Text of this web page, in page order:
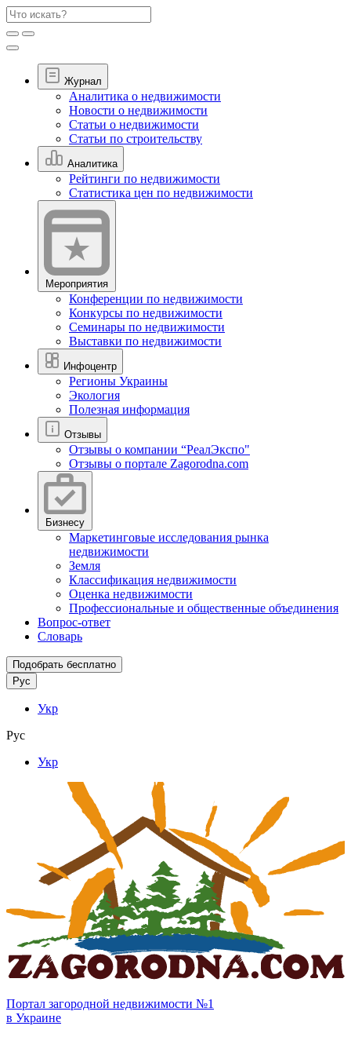
Журнал
Аналитика о недвижимости
Новости о недвижимости
Статьи о недвижимости
Статьи по строительству
Аналитика
Рейтинги по недвижимости
Статистика цен по недвижимости
Мероприятия
Конференции по недвижимости
Конкурсы по недвижимости
Семинары по недвижимости
Выставки по недвижимости
Инфоцентр
Регионы Украины
Экология
Полезная информация
Отзывы
Отзывы о компании “РеалЭкспо"
Отзывы о портале Zagorodna.com
Бизнесу
Маркетинговые исследования рынка
недвижимости
Земля
Классификация недвижимости
Оценка недвижимости
Профессиональные и общественные объединения
Вопрос-ответ
Словарь
Подобрать бесплатно
Рус
Укр
Рус
Укр
Портал загородной недвижимости №1
в Украине